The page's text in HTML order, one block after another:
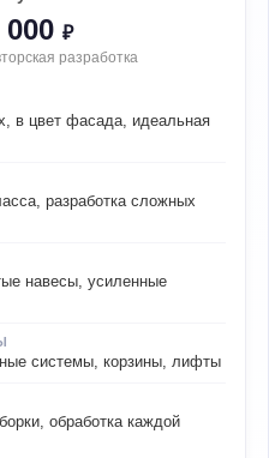
000 ₽
разработка
в цвет фасада, идеальная
разработка сложных
навесы, усиленные
системы, корзины, лифты
обработка каждой